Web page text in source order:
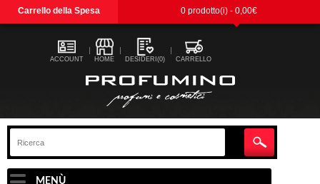
Carrello della Spesa 0 prodotto(i) - 0,00€
ACCOUNT HOME DESIDERI(0) CARRELLO
MENÙ